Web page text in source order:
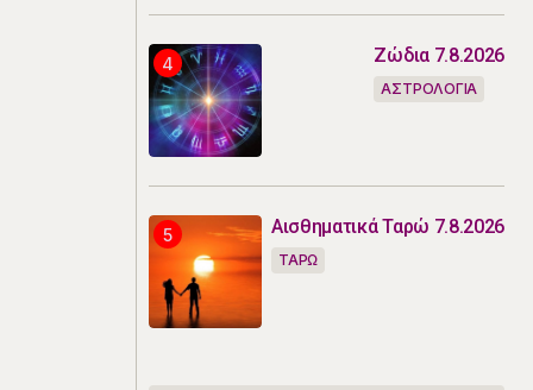
Ζώδια 7.8.2026
ΑΣΤΡΟΛΟΓΙΑ
Αισθηματικά Ταρώ 7.8.2026
ΤΑΡΩ